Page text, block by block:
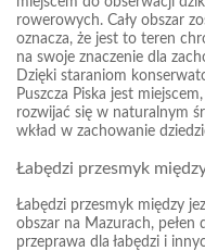
rowerowych. Cały obszar
oznacza, że jest to teren
na swoje znaczenie dla
Dzięki staraniom
Puszcza Piska jest
rozwijać się w naturalnym
wkład w zachowanie
Łabędzi przesmyk
Łabędzi przesmyk między
obszar na Mazurach, pełen
przeprawa dla łabędzi i